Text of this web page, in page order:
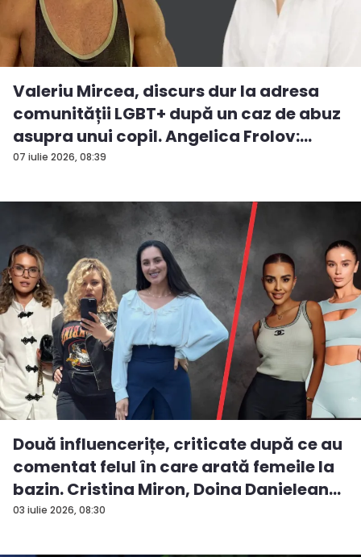
07 iulie 2026, 08:39
Valeriu Mircea, discurs dur la adresa
comunității LGBT+ după un caz de abuz
asupra unui copil. Angelica Frolov:
„Cum...
03 iulie 2026, 08:30
Două influencerițe, criticate după ce au
comentat felul în care arată femeile la
bazin. Cristina Miron, Doina Danielean
ș...